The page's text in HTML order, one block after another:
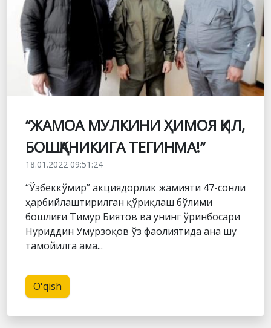
“ЖАМОА МУЛКИНИ ҲИМОЯ ҚИЛ,
БОШҚАНИКИГА ТЕГИНМА!”
18.01.2022 09:51:24
“Ўзбеккўмир” акциядорлик жамияти 47-сонли
ҳарбийлаштирилган қўриқлаш бўлими
бошлиғи Тимур Биятов ва унинг ўринбосари
Нуриддин Умурзоқов ўз фаолиятида ана шу
тамойилга ама...
O'qish